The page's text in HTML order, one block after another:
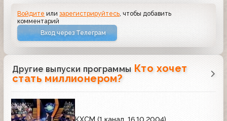
Войдите илизарегистрируйтесь , чтобы добавить
комментарий
Вход через Телеграм
Другие выпуски программы Кто хочет
стать миллионером?